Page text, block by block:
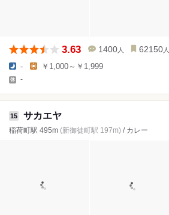
3.63 1400 人 62150 人
- ￥1,000～￥1,999
-
15 サカエヤ
稲荷町駅 495m (新御徒町駅 197m) / カレー